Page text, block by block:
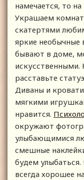
намечается, то
Украшаем
скатертями
яркие необычные
бывают в доме,
искусственными.
расставьте
Диваны и
мягкими
нравится.
окружают
улыбающимися
смешные
будем улыбаться.
всегда хорошее